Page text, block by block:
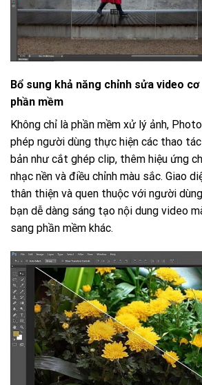
Bổ sung khả năng chỉnh sửa video
phần mềm
Không chỉ là phần mềm xử lý ảnh,
phép người dùng thực hiện các thao
bản như cắt ghép clip, thêm hiệu ứng
nhạc nền và điều chỉnh màu sắc. Giao
thân thiện và quen thuộc với người
bạn dễ dàng sáng tạo nội dung video
sang phần mềm khác.